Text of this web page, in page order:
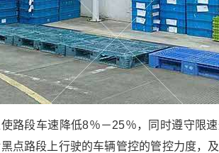
路段车速降低8％－25％，同时遵守限
点路段上行驶的车辆管控的管控力度，